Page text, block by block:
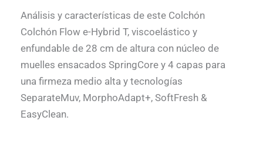
Análisis y características de este Colchón
Colchón Flow e-Hybrid T, viscoelástico y
enfundable de 28 cm de altura con núcleo de
muelles ensacados SpringCore y 4 capas para
una firmeza medio alta y tecnologías
SeparateMuv, MorphoAdapt+, SoftFresh &
EasyClean.